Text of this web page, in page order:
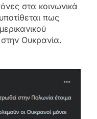
στα κοινωνικά
πως
Ουκρανία.